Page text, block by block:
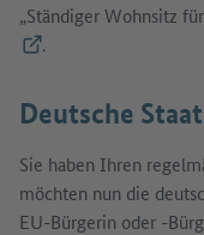
„Ständiger Wohnsitz
(Externer Link)
.
Deutsche
Sie haben Ihren
möchten nun die
EU-Bürgerin oder -